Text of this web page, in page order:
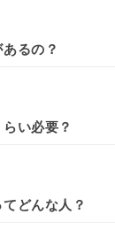
るの？
い必要？
どんな人？